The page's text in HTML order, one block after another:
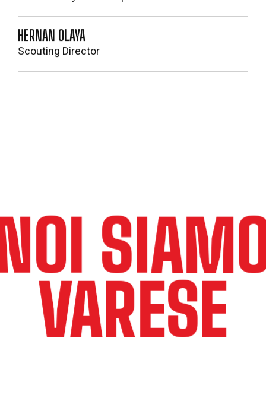
HERNAN OLAYA
Scouting Director
VARESE